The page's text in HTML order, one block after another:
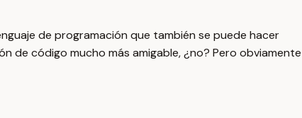
de programación que también se puede hacer
de código mucho más amigable, ¿no? Pero obviamente